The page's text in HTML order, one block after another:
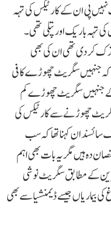
پی ان کے کارٹیکس کی تہہ
تہہ باریک اور پتلی تھی۔
کر دی تھی ان کی بھی
کہ جنہیں سگریٹ چھوڑے کافی
کے جنہیں سگریٹ چھوڑے کم
چھوڑنے سے کارٹیکس کی
سائسندان کہنا تھا کہ سب
دہ ہیں مگر یہ بات بھی اہم
کے مطابق سگریٹ نوشی
بیماریاں جیسے ڈیمنشیا سے بھی